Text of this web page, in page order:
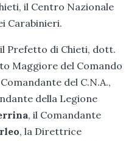
il Centro Nazionale
Carabinieri.
Prefetto di Chieti, dott.
Maggiore del Comando
del C.N.A.,
della Legione
, il Comandante
, la Direttrice